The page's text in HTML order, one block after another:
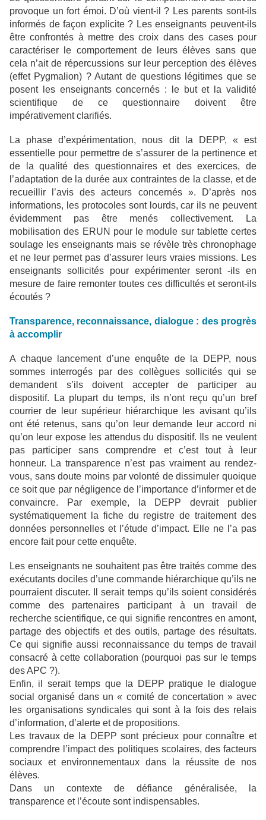
provoque un fort émoi. D’où vient-il ? Les parents sont-ils
informés de façon explicite ? Les enseignants peuvent-ils
être confrontés à mettre des croix dans des cases pour
caractériser le comportement de leurs élèves sans que
cela n’ait de répercussions sur leur perception des élèves
(effet Pygmalion) ? Autant de questions légitimes que se
posent les enseignants concernés : le but et la validité
scientifique de ce questionnaire doivent être
impérativement clarifiés.
La phase d’expérimentation, nous dit la DEPP, « est
essentielle pour permettre de s’assurer de la pertinence et
de la qualité des questionnaires et des exercices, de
l’adaptation de la durée aux contraintes de la classe, et de
recueillir l’avis des acteurs concernés ». D’après nos
informations, les protocoles sont lourds, car ils ne peuvent
évidemment pas être menés collectivement. La
mobilisation des ERUN pour le module sur tablette certes
soulage les enseignants mais se révèle très chronophage
et ne leur permet pas d’assurer leurs vraies missions. Les
enseignants sollicités pour expérimenter seront -ils en
mesure de faire remonter toutes ces difficultés et seront-ils
écoutés ?
Transparence, reconnaissance, dialogue : des progrès
à accomplir
A chaque lancement d’une enquête de la DEPP, nous
sommes interrogés par des collègues sollicités qui se
demandent s’ils doivent accepter de participer au
dispositif. La plupart du temps, ils n’ont reçu qu’un bref
courrier de leur supérieur hiérarchique les avisant qu’ils
ont été retenus, sans qu’on leur demande leur accord ni
qu’on leur expose les attendus du dispositif. Ils ne veulent
pas participer sans comprendre et c’est tout à leur
honneur. La transparence n’est pas vraiment au rendez-
vous, sans doute moins par volonté de dissimuler quoique
ce soit que par négligence de l’importance d’informer et de
convaincre. Par exemple, la DEPP devrait publier
systématiquement la fiche du registre de traitement des
données personnelles et l’étude d’impact. Elle ne l’a pas
encore fait pour cette enquête.
Les enseignants ne souhaitent pas être traités comme des
exécutants dociles d’une commande hiérarchique qu’ils ne
pourraient discuter. Il serait temps qu’ils soient considérés
comme des partenaires participant à un travail de
recherche scientifique, ce qui signifie rencontres en amont,
partage des objectifs et des outils, partage des résultats.
Ce qui signifie aussi reconnaissance du temps de travail
consacré à cette collaboration (pourquoi pas sur le temps
des APC ?).
Enfin, il serait temps que la DEPP pratique le dialogue
social organisé dans un « comité de concertation » avec
les organisations syndicales qui sont à la fois des relais
d’information, d’alerte et de propositions.
Les travaux de la DEPP sont précieux pour connaître et
comprendre l’impact des politiques scolaires, des facteurs
sociaux et environnementaux dans la réussite de nos
élèves.
Dans un contexte de défiance généralisée, la
transparence et l’écoute sont indispensables.